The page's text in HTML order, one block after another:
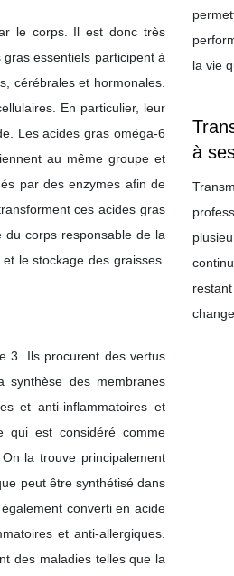
le corps. Il est donc très
essentiels participent à
cérébrales et hormonales.
En particulier, leur
Les acides gras oméga-6
au même groupe et
par des enzymes afin de
ces acides gras
du corps responsable de la
le stockage des graisses.
3. Ils procurent des vertus
synthèse des membranes
et anti-inflammatoires et
qui est considéré comme
la trouve principalement
peut être synthétisé dans
converti en acide
et anti-allergiques.
des maladies telles que la
la vie
à